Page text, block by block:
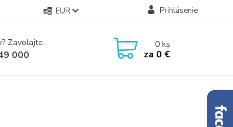
EUR Prihlásenie
Zavolajte.
000
0ks
za 0 €